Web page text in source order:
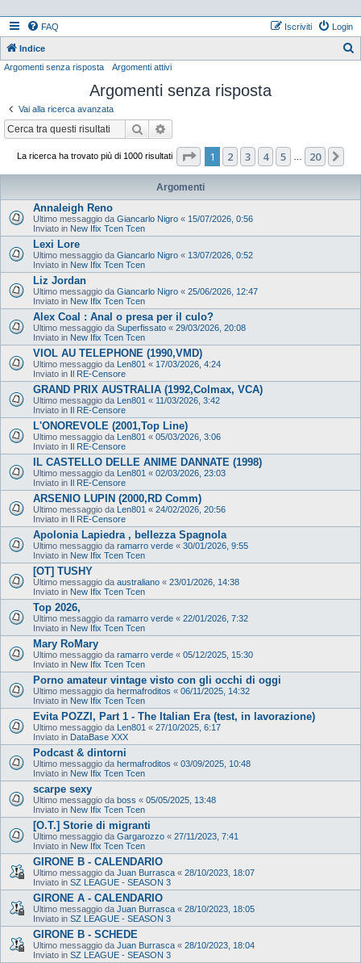
FAQ Login
Iscriviti
Indice
Argomenti senza risposta Argomenti attivi
Argomenti senza risposta
Vai alla ricerca avanzata
Cerca
La ricerca ha trovato più di 1000 risultati Pagina di 20
1 2 3 4 5 20
Argomenti
Annaleigh Reno
Ultimo messaggio da Giancarlo Nigro « 15/07/2026, 0:56
Inviato in New Ifix Tcen Tcen
Lexi Lore
Ultimo messaggio da Giancarlo Nigro « 13/07/2026, 0:52
Inviato in New Ifix Tcen Tcen
Liz Jordan
Ultimo messaggio da Giancarlo Nigro « 25/06/2026, 12:47
Inviato in New Ifix Tcen Tcen
Alex Coal : Anal o presa per il culo?
Ultimo messaggio da Superfissato « 29/03/2026, 20:08
Inviato in New Ifix Tcen Tcen
VIOL AU TELEPHONE (1990,VMD)
Ultimo messaggio da Len801 « 17/03/2026, 4:24
Inviato in Il RE-Censore
GRAND PRIX AUSTRALIA (1992,Colmax, VCA)
Ultimo messaggio da Len801 « 11/03/2026, 3:42
Inviato in Il RE-Censore
L'ONOREVOLE (2001,Top Line)
Ultimo messaggio da Len801 « 05/03/2026, 3:06
Inviato in Il RE-Censore
IL CASTELLO DELLE ANIME DANNATE (1998)
Ultimo messaggio da Len801 « 02/03/2026, 23:03
Inviato in Il RE-Censore
ARSENIO LUPIN (2000,RD Comm)
Ultimo messaggio da Len801 « 24/02/2026, 20:56
Inviato in Il RE-Censore
Apolonia Lapiedra , bellezza Spagnola
Ultimo messaggio da ramarro verde « 30/01/2026, 9:55
Inviato in New Ifix Tcen Tcen
[OT] TUSHY
Ultimo messaggio da australiano « 23/01/2026, 14:38
Inviato in New Ifix Tcen Tcen
Top 2026,
Ultimo messaggio da ramarro verde « 22/01/2026, 7:32
Inviato in New Ifix Tcen Tcen
Mary RoMary
Ultimo messaggio da ramarro verde « 05/12/2025, 15:30
Inviato in New Ifix Tcen Tcen
Porno amateur vintage visto con gli occhi di oggi
Ultimo messaggio da hermafroditos « 06/11/2025, 14:32
Inviato in New Ifix Tcen Tcen
Evita POZZI, Part 1 - The Italian Era (test, in lavorazione)
Ultimo messaggio da Len801 « 27/10/2025, 6:17
Inviato in DataBase XXX
Podcast & dintorni
Ultimo messaggio da hermafroditos « 03/09/2025, 10:48
Inviato in New Ifix Tcen Tcen
scarpe sexy
Ultimo messaggio da boss « 05/05/2025, 13:48
Inviato in New Ifix Tcen Tcen
[O.T.] Storie di migranti
Ultimo messaggio da Gargarozzo « 27/11/2023, 7:41
Inviato in New Ifix Tcen Tcen
GIRONE B - CALENDARIO
Ultimo messaggio da Juan Burrasca « 28/10/2023, 18:07
Inviato in SZ LEAGUE - SEASON 3
GIRONE A - CALENDARIO
Ultimo messaggio da Juan Burrasca « 28/10/2023, 18:05
Inviato in SZ LEAGUE - SEASON 3
GIRONE B - SCHEDE
Ultimo messaggio da Juan Burrasca « 28/10/2023, 18:04
Inviato in SZ LEAGUE - SEASON 3